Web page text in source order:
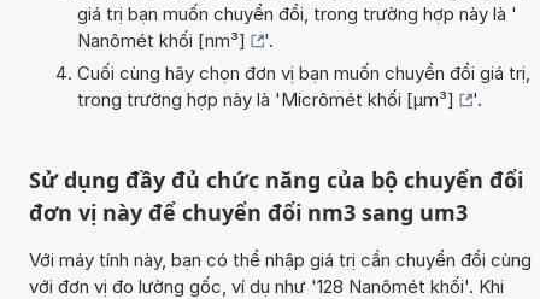
giá trị bạn muốn chuyển đổi, trong trường hợp này là '
Nanômét khối [nm³]
'.
Cuối cùng hãy chọn đơn vị bạn muốn chuyển đổi giá trị,
trong trường hợp này là 'Micrômét khối [µm³] '.
Sử dụng đầy đủ chức năng của bộ chuyển đổi
đơn vị này để chuyển đổi nm3 sang um3
Với máy tính này, bạn có thể nhập giá trị cần chuyển đổi cùng
với đơn vị đo lường gốc, ví dụ như '128 Nanômét khối'. Khi